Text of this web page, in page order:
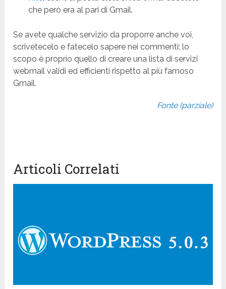
che però era al pari di Gmail.
Se avete qualche servizio da proporre anche voi,
scrivetecelo e fatecelo sapere nei commenti: lo
scopo è proprio quello di creare una lista di servizi
webmail validi ed efficienti rispetto al più famoso
Gmail.
Fonte (parziale)
Articoli Correlati